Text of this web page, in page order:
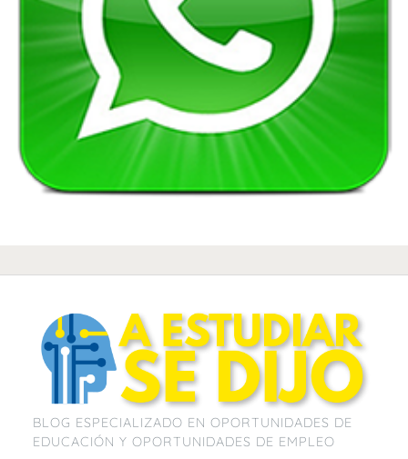
BLOG ESPECIALIZADO EN OPORTUNIDADES DE
EDUCACIÓN Y OPORTUNIDADES DE EMPLEO